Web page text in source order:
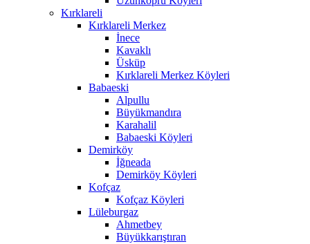
Kırklareli
Kırklareli Merkez
İnece
Kavaklı
Üsküp
Kırklareli Merkez Köyleri
Babaeski
Alpullu
Büyükmandıra
Karahalil
Babaeski Köyleri
Demirköy
İğneada
Demirköy Köyleri
Kofçaz
Kofçaz Köyleri
Lüleburgaz
Ahmetbey
Büyükkarıştıran